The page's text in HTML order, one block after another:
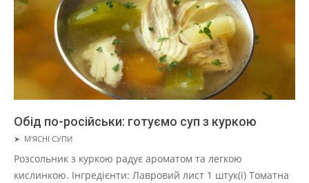
Обід по-російськи: готуємо суп з куркою
2019-
01-
22
➤ М'ЯСНІ СУПИ
Розсольник з куркою радує ароматом та легкою
кислинкою. Інгредієнти: Лавровий лист 1 штук(і) Томатна